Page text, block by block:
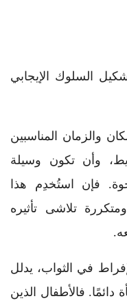
السلوك الإيجابي
والزمان المناسبين
وأن تكون وسيلة
فإن استُخدِم هذا
تلاشى تأثيره
في الثواب، يدلل
دائمًا. فالأطفال الذين